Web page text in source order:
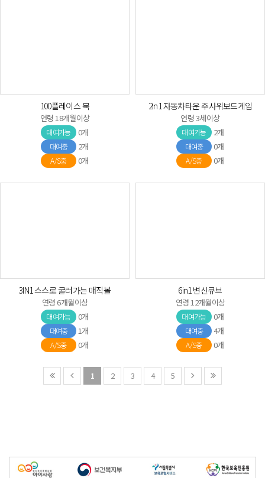
100플레이스 북
연령 18개월이상
대여가능 0개
대여중 2개
A/S중 0개
2in1 자동차타운 주사위보드게임
연령 3세이상
대여가능 2개
대여중 0개
A/S중 0개
3IN1 스스로 굴러가는 매직볼
연령 6개월이상
대여가능 0개
대여중 1개
A/S중 0개
6in1 변신큐브
연령 12개월이상
대여가능 0개
대여중 4개
A/S중 0개
1 2 3 4 5